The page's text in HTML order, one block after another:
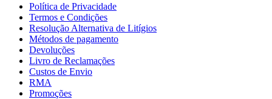
Política de Privacidade
Termos e Condições
Resolução Alternativa de Litígios
Métodos de pagamento
Devoluções
Livro de Reclamações
Custos de Envio
RMA
Promoções